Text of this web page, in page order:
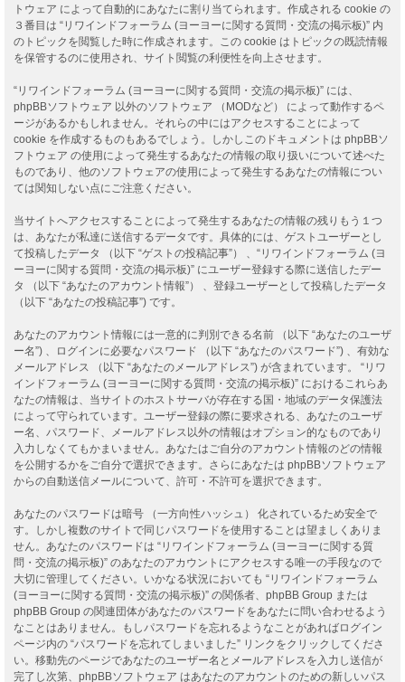
トウェア によって自動的にあなたに割り当てられます。作成される cookie の
３番目は “リワインドフォーラム (ヨーヨーに関する質問・交流の掲示板)” 内
のトピックを閲覧した時に作成されます。この cookie はトピックの既読情報
を保管するのに使用され、サイト閲覧の利便性を向上させます。
“リワインドフォーラム (ヨーヨーに関する質問・交流の掲示板)” には、
phpBBソフトウェア 以外のソフトウェア （MODなど） によって動作するペ
ージがあるかもしれません。それらの中にはアクセスすることによって
cookie を作成するものもあるでしょう。しかしこのドキュメントは phpBBソ
フトウェア の使用によって発生するあなたの情報の取り扱いについて述べた
ものであり、他のソフトウェアの使用によって発生するあなたの情報につい
ては関知しない点にご注意ください。
当サイトへアクセスすることによって発生するあなたの情報の残りもう１つ
は、あなたが私達に送信するデータです。具体的には、ゲストユーザーとし
て投稿したデータ （以下 “ゲストの投稿記事”） 、“リワインドフォーラム (ヨ
ーヨーに関する質問・交流の掲示板)” にユーザー登録する際に送信したデー
タ （以下 “あなたのアカウント情報”） 、登録ユーザーとして投稿したデータ
（以下 “あなたの投稿記事”) です。
あなたのアカウント情報には一意的に判別できる名前 （以下 “あなたのユーザ
ー名”) 、ログインに必要なパスワード （以下 “あなたのパスワード”) 、有効な
メールアドレス （以下 “あなたのメールアドレス”) が含まれています。 “リワ
インドフォーラム (ヨーヨーに関する質問・交流の掲示板)” におけるこれらあ
なたの情報は、当サイトのホストサーバが存在する国・地域のデータ保護法
によって守られています。ユーザー登録の際に要求される、あなたのユーザ
ー名、パスワード、メールアドレス以外の情報はオプション的なものであり
入力しなくてもかまいません。あなたはご自分のアカウント情報のどの情報
を公開するかをご自分で選択できます。さらにあなたは phpBBソフトウェア
からの自動送信メールについて、許可・不許可を選択できます。
あなたのパスワードは暗号 （一方向性ハッシュ） 化されているため安全で
す。しかし複数のサイトで同じパスワードを使用することは望ましくありま
せん。あなたのパスワードは “リワインドフォーラム (ヨーヨーに関する質
問・交流の掲示板)” のあなたのアカウントにアクセスする唯一の手段なので
大切に管理してください。いかなる状況においても “リワインドフォーラム
(ヨーヨーに関する質問・交流の掲示板)” の関係者、phpBB Group または
phpBB Group の関連団体があなたのパスワードをあなたに問い合わせるよう
なことはありません。もしパスワードを忘れるようなことがあればログイン
ページ内の “パスワードを忘れてしまいました” リンクをクリックしてくださ
い。移動先のページであなたのユーザー名とメールアドレスを入力し送信が
完了し次第、phpBBソフトウェア はあなたのアカウントのための新しいパス